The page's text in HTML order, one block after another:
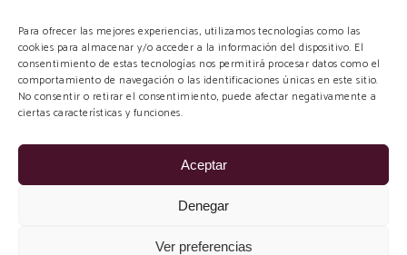
Para ofrecer las mejores experiencias, utilizamos tecnologías como las
cookies para almacenar y/o acceder a la información del dispositivo. El
consentimiento de estas tecnologías nos permitirá procesar datos como el
comportamiento de navegación o las identificaciones únicas en este sitio.
No consentir o retirar el consentimiento, puede afectar negativamente a
ciertas características y funciones.
Aceptar
Denegar
Ver preferencias
© 2026 Tapias Mariñán, todos los derechos
imaxinamais EDC